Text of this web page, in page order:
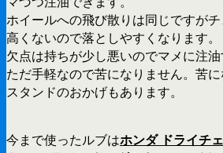
ホイールへの飛び散りは同じですが
高くないので落としやすくなります。
欠点は持ちが少し悪いのでマメに注油
ただ手軽なので苦になりません。苦
スタンドのおかげもあります。
今まで使ったルブはホンダ ドライチ